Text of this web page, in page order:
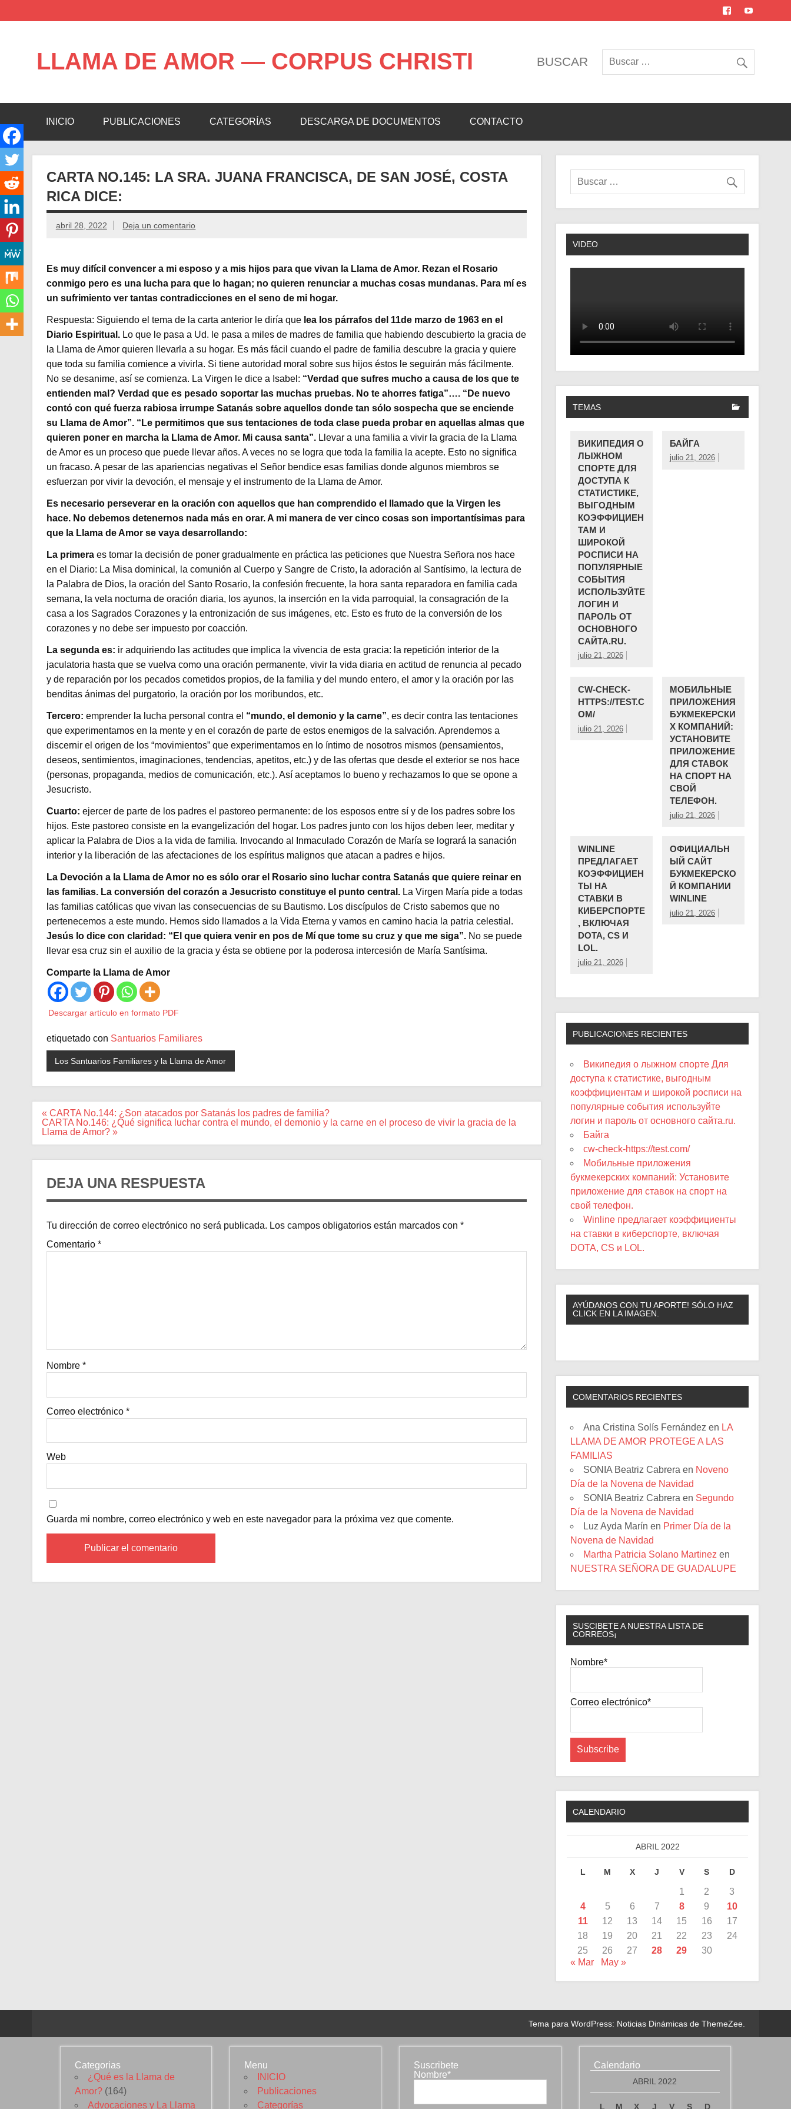
contenido
LLAMA DE AMOR — CORPUS CHRISTI BUSCAR
INICIO PUBLICACIONES CATEGORÍAS DESCARGA DE DOCUMENTOS CONTACTO
CARTA NO.145: LA SRA. JUANA FRANCISCA, DE SAN JOSÉ, COSTA
RICA DICE:
abril 28, 2022 Deja un comentario
Es muy difícil convencer a mi esposo y a mis hijos para que vivan la Llama de Amor. Rezan el Rosario
conmigo pero es una lucha para que lo hagan; no quieren renunciar a muchas cosas mundanas. Para mí es
un sufrimiento ver tantas contradicciones en el seno de mi hogar.
Respuesta: Siguiendo el tema de la carta anterior le diría que lea los párrafos del 11de marzo de 1963 en el
Diario Espiritual. Lo que le pasa a Ud. le pasa a miles de madres de familia que habiendo descubierto la gracia de
la Llama de Amor quieren llevarla a su hogar. Es más fácil cuando el padre de familia descubre la gracia y quiere
que toda su familia comience a vivirla. Si tiene autoridad moral sobre sus hijos éstos le seguirán más fácilmente.
No se desanime, así se comienza. La Virgen le dice a Isabel: “Verdad que sufres mucho a causa de los que te
entienden mal? Verdad que es pesado soportar las muchas pruebas. No te ahorres fatiga”…. “De nuevo
contó con qué fuerza rabiosa irrumpe Satanás sobre aquellos donde tan sólo sospecha que se enciende
su Llama de Amor”. “Le permitimos que sus tentaciones de toda clase pueda probar en aquellas almas que
quieren poner en marcha la Llama de Amor. Mi causa santa”.Llevar a una familia a vivir la gracia de la Llama
de Amor es un proceso que puede llevar años. A veces no se logra que toda la familia la acepte. Esto no significa
un fracaso. A pesar de las apariencias negativas el Señor bendice esas familias donde algunos miembros se
esfuerzan por vivir la devoción, el mensaje y el instrumento de la Llama de Amor.
Es necesario perseverar en la oración con aquellos que han comprendido el llamado que la Virgen les
hace. No debemos detenernos nada más en orar. A mi manera de ver cinco cosas son importantísimas para
que la Llama de Amor se vaya desarrollando:
La primeraes tomar la decisión de poner gradualmente en práctica las peticiones que Nuestra Señora nos hace
en el Diario: La Misa dominical, la comunión al Cuerpo y Sangre de Cristo, la adoración al Santísimo, la lectura de
la Palabra de Dios, la oración del Santo Rosario, la confesión frecuente, la hora santa reparadora en familia cada
semana, la vela nocturna de oración diaria, los ayunos, la inserción en la vida parroquial, la consagración de la
casa a los Sagrados Corazones y la entronización de sus imágenes, etc. Esto es fruto de la conversión de los
corazones y no debe ser impuesto por coacción.
La segunda es: ir adquiriendo las actitudes que implica la vivencia de esta gracia: la repetición interior de la
jaculatoria hasta que se vuelva como una oración permanente, vivir la vida diaria en actitud de renuncia al pecado
y de reparación por los pecados cometidos propios, de la familia y del mundo entero, el amor y la oración por las
benditas ánimas del purgatorio, la oración por los moribundos, etc.
Tercero: emprender la lucha personal contra el “mundo, el demonio y la carne”, es decir contra las tentaciones
que experimentamos en la mente y en el corazón de parte de estos enemigos de la salvación. Aprendemos a
discernir el origen de los “movimientos” que experimentamos en lo íntimo de nosotros mismos (pensamientos,
deseos, sentimientos, imaginaciones, tendencias, apetitos, etc.) y de las ofertas que desde el exterior se nos hace
(personas, propaganda, medios de comunicación, etc.). Así aceptamos lo bueno y rechazamos lo que se opone a
Jesucristo.
Cuarto: ejercer de parte de los padres el pastoreo permanente: de los esposos entre sí y de los padres sobre los
hijos. Este pastoreo consiste en la evangelización del hogar. Los padres junto con los hijos deben leer, meditar y
aplicar la Palabra de Dios a la vida de familia. Invocando al Inmaculado Corazón de María se logrará la sanación
interior y la liberación de las afectaciones de los espíritus malignos que atacan a padres e hijos.
La Devoción a la Llama de Amor no es sólo orar el Rosario sino luchar contra Satanás que quiere reinar en
las familias. La conversión del corazón a Jesucristo constituye el punto central.La Virgen María pide a todas
las familias católicas que vivan las consecuencias de su Bautismo. Los discípulos de Cristo sabemos que no
pertenecemos a este mundo. Hemos sido llamados a la Vida Eterna y vamos en camino hacia la patria celestial.
Jesús lo dice con claridad: “El que quiera venir en pos de Mí que tome su cruz y que me siga”.No se puede
llevar esa cruz sin el auxilio de la gracia y ésta se obtiene por la poderosa intercesión de María Santísima.
Comparte la Llama de Amor
Descargar artículo en formato PDF
etiquetado con Santuarios Familiares
Los Santuarios Familiares y la Llama de Amor
Navegación
de
entradas
« CARTA No.144: ¿Son atacados por Satanás los padres de familia?
CARTA No.146: ¿Qué significa luchar contra el mundo, el demonio y la carne en el proceso de vivir la gracia de la
Llama de Amor? »
DEJA UNA RESPUESTA
Tu dirección de correo electrónico no será publicada. Los campos obligatorios están marcados con *
Comentario *
Nombre *
Correo electrónico *
Web
Guarda mi nombre, correo electrónico y web en este navegador para la próxima vez que comente.
VIDEO
TEMAS
ВИКИПЕДИЯ О
ЛЫЖНОМ
СПОРТЕ ДЛЯ
ДОСТУПА К
СТАТИСТИКЕ,
ВЫГОДНЫМ
КОЭФФИЦИЕН
ТАМ И
ШИРОКОЙ
РОСПИСИ НА
ПОПУЛЯРНЫЕ
СОБЫТИЯ
ИСПОЛЬЗУЙТЕ
ЛОГИН И
ПАРОЛЬ ОТ
ОСНОВНОГО
САЙТА.RU.
julio 21, 2026
БАЙГА
julio 21, 2026
CW-CHECK-
HTTPS://TEST.C
OM/
julio 21, 2026
МОБИЛЬНЫЕ
ПРИЛОЖЕНИЯ
БУКМЕКЕРСКИ
Х КОМПАНИЙ:
УСТАНОВИТЕ
ПРИЛОЖЕНИЕ
ДЛЯ СТАВОК
НА СПОРТ НА
СВОЙ
ТЕЛЕФОН.
julio 21, 2026
WINLINE
ПРЕДЛАГАЕТ
КОЭФФИЦИЕН
ТЫ НА
СТАВКИ В
КИБЕРСПОРТЕ
, ВКЛЮЧАЯ
DOTA, CS И
LOL.
julio 21, 2026
ОФИЦИАЛЬН
ЫЙ САЙТ
БУКМЕКЕРСКО
Й КОМПАНИИ ️
WINLINE
julio 21, 2026
PUBLICACIONES RECIENTES
Википедия о лыжном спорте Для
доступа к статистике, выгодным
коэффициентам и широкой росписи на
популярные события используйте
логин и пароль от основного сайта.ru.
Байга
cw-check-https://test.com/
Мобильные приложения
букмекерских компаний: Установите
приложение для ставок на спорт на
свой телефон.
Winline предлагает коэффициенты
на ставки в киберспорте, включая
DOTA, CS и LOL.
AYÚDANOS CON TU APORTE! SÓLO HAZ
CLICK EN LA IMAGEN.
COMENTARIOS RECIENTES
Ana Cristina Solís Fernández en LA
LLAMA DE AMOR PROTEGE A LAS
FAMILIAS
SONIA Beatriz Cabrera en Noveno
Día de la Novena de Navidad
SONIA Beatriz Cabrera en Segundo
Día de la Novena de Navidad
Luz Ayda Marín en Primer Día de la
Novena de Navidad
Martha Patricia Solano Martinez en
NUESTRA SEÑORA DE GUADALUPE
SUSCIBETE A NUESTRA LISTA DE
CORREOS¡
Nombre*
Correo electrónico*
CALENDARIO
ABRIL 2022
L M X J V S D
1 2
3
4
5 6 7 8 9
10
11
12 13 14 15 16
17
18
19 20 21 22 23
24
25
26 27 28 29
30
« Mar
May »
Tema para WordPress: Noticias Dinámicas de ThemeZee.
Categorias
¿Qué es la Llama de
Amor? (164)
Advocaciones y La Llama
Menu
INICIO
Publicaciones
Categorías
Suscribete
Nombre*
Calendario
ABRIL 2022
L M X J V S D